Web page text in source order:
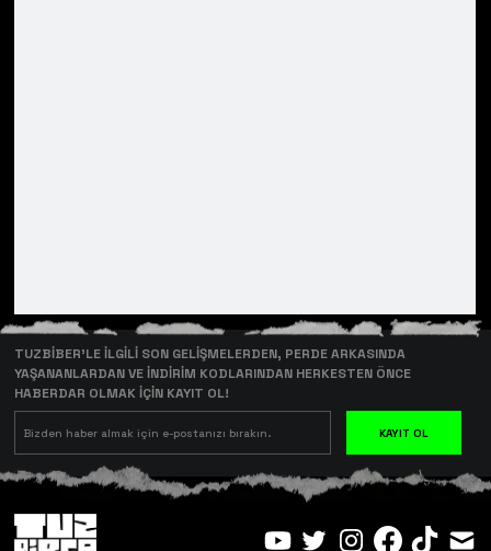
TUZBİBER’LE İLGİLİ SON GELİŞMELERDEN, PERDE ARKASINDA
YAŞANANLARDAN VE İNDİRİM KODLARINDAN HERKESTEN ÖNCE
HABERDAR OLMAK İÇİN KAYIT OL!
KAYIT OL